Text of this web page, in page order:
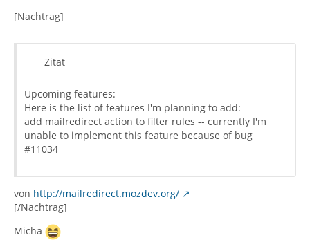
[Nachtrag]
Zitat
Upcoming features:
Here is the list of features I'm planning to add:
add mailredirect action to filter rules -- currently I'm
unable to implement this feature because of bug
#11034
von http://mailredirect.mozdev.org/
[/Nachtrag]
Micha